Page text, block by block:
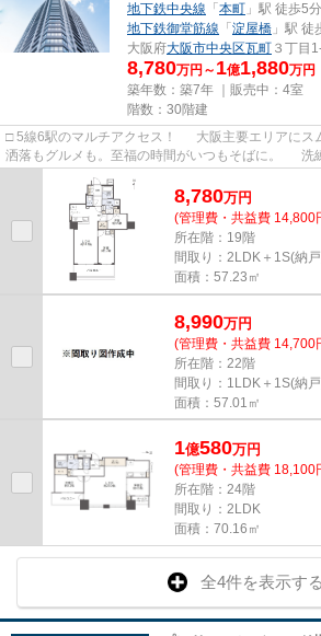
地下鉄中央線 「 本町 」駅 徒歩5分
地下鉄御堂筋線 「 淀屋橋 」駅 徒
大阪府大阪市中央区瓦町 ３丁目
8,780万円～ 1億1,880万円
築年数：築7年 ｜販売中： 4室
階数：30階建
□ 5線6駅のマルチアクセス！ 大阪主要エリアにスムー
洒落もグルメも。至福の時間がいつもそばに。 洗
集まるエリア！
8,780万円
(管理費・共益費 14,800
所在階：19階
間取り：2LDK＋1S(納
面積：57.23㎡
8,990万円
(管理費・共益費 14,700
所在階：22階
間取り：1LDK＋1S(納
面積：57.01㎡
1億580万円
(管理費・共益費 18,100
所在階：24階
間取り：2LDK
面積：70.16㎡
全4件を表示する